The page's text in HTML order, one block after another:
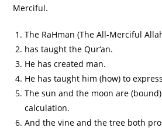
Merciful.
The RaHman (The All-Merciful
has taught the Qur‘an.
He has created man.
He has taught him (how) to
The sun and the moon are
calculation.
And the vine and the tree both